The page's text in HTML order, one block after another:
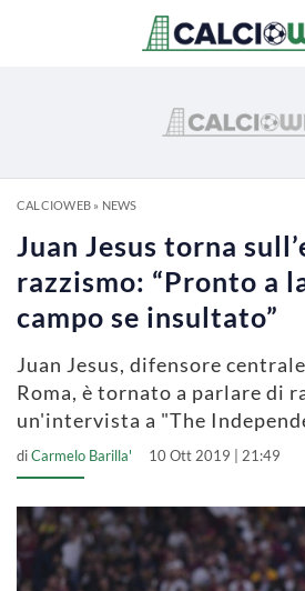
CALCIOWEB» NEWS
Juan Jesus torna
razzismo: “Pronto a
campo se insultato”
Juan Jesus, difensore
Roma, è tornato a parlare di
un'intervista a "The
diCarmelo Barilla' 10 Ott 2019 | 21:49